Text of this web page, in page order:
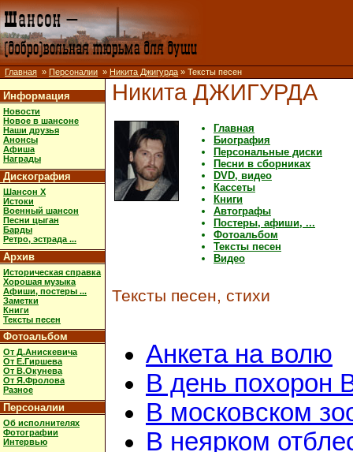
Главная » Персоналии » Никита Джигурда » Тексты песен
Информация
Новости
Новое в шансоне
Наши друзья
Анонсы
Афиша
Награды
Дискография
Шансон X
Истоки
Военный шансон
Песни цыган
Барды
Ретро, эстрада ...
Архив
Историческая справка
Хорошая музыка
Афиши, постеры ...
Заметки
Книги
Тексты песен
Фотоальбом
От Д.Анискевича
От Е.Гиршева
От В.Окунева
От Я.Фролова
Разное
Персоналии
Об исполнителях
Фотографии
Интервью
Никита ДЖИГУРДА
Главная
Биография
Персональные диски
Песни в сборниках
DVD, видео
Кассеты
Книги
Автографы
Постеры, афиши, ...
Фотоальбом
Тексты песен
Видео
Тексты песен, стихи
Анкета на волю
В день похорон
В московском
В неярком